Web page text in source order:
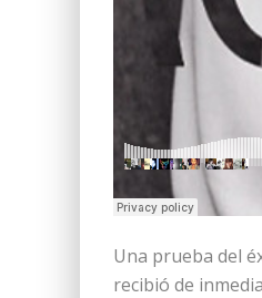
Una prueba del
recibió de